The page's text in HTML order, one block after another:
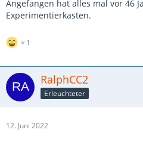
Angefangen hat alles mal vor 46
Experimentierkasten.
1
RalphCC2
Erleuchteter
12. Juni 2022